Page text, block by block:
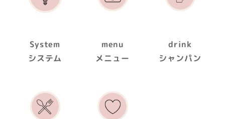
System
システム
menu
メニュー
drink
シャンパン